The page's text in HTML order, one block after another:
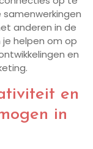
anderen in de
je helpen om op
en
en
in